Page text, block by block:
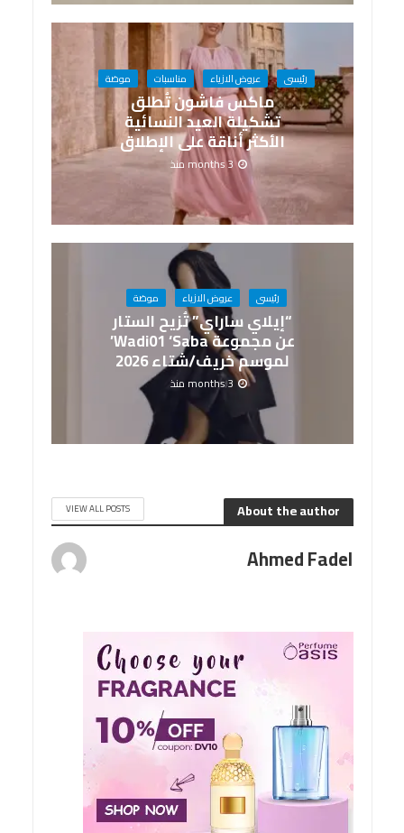
رئيسى عروض الازياء مناسبات موضة
ماكس فاشون تُطلق
تشكيلة العيد النسائية
الأكثر أناقة على الإطلاق
3 months منذ
رئيسى عروض الازياء موضة
“إيلاي ساراي” تُزيح الستار
عن مجموعة Wadi01 ‘Saba’
لموسم خريف/شتاء 2026
3 months منذ
About the author
VIEW ALL POSTS
Ahmed Fadel